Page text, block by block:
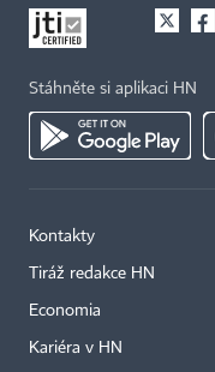
Stáhněte si aplikaci HN
Kontakty
Tiráž redakce HN
Economia
Kariéra v HN